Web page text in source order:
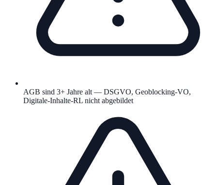
AGB sind 3+ Jahre alt — DSGVO, Geoblocking-VO,
Digitale-Inhalte-RL nicht abgebildet